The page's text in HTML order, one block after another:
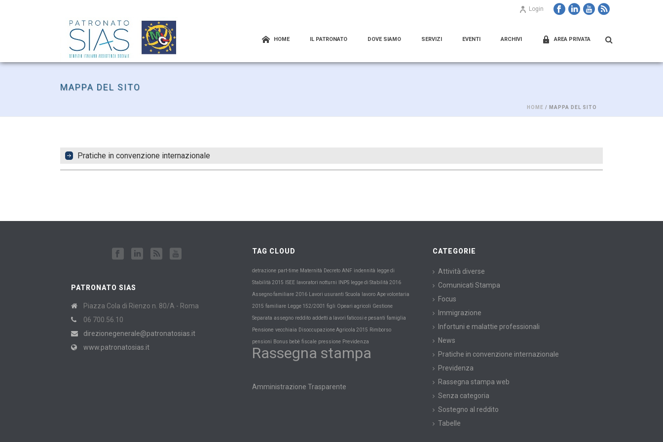
Login
HOME IL PATRONATO DOVE SIAMO SERVIZI EVENTI ARCHIVI AREA PRIVATA
MAPPA DEL SITO
HOME / MAPPA DEL SITO
Pratiche in convenzione internazionale
PATRONATO SIAS
Piazza Cola di Rienzo n. 80/A - Roma
06 700.56.10
direzionegenerale@patronatosias.it
www.patronatosias.it
TAG CLOUD
detrazione part-time Maternità Decreto ANF indennità legge di
Stabilità 2015 ISEE lavoratori notturni INPS legge di Stabilità 2016
Assegno familiare 2016 Lavori usuranti Scuola lavoro Ape volontaria
2015 familiare Legge 152/2001 figli Opeari agricoli Gestione
Separata assegno reddito addetti a lavori faticosi e pesanti famiglia
Pensione vecchiaia Disoccupazione Agricola 2015 Rimborso
pensioni Bonus bebè fiscale pressione Previdenza
Rassegna stampa
Amministrazione Trasparente
CATEGORIE
Attività diverse
Comunicati Stampa
Focus
Immigrazione
Infortuni e malattie professionali
News
Pratiche in convenzione internazionale
Previdenza
Rassegna stampa web
Senza categoria
Sostegno al reddito
Tabelle